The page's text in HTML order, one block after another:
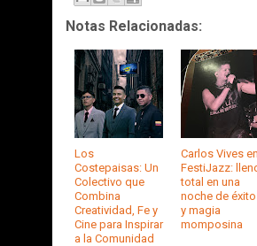
Notas Relacionadas:
Los
Costepaisas: Un
Colectivo que
Combina
Creatividad, Fe y
Cine para Inspirar
a la Comunidad
Carlos Vives en
FestiJazz:
total en una
noche de
y magia
momposina